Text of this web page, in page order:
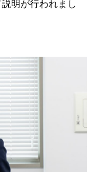
明が行われまし